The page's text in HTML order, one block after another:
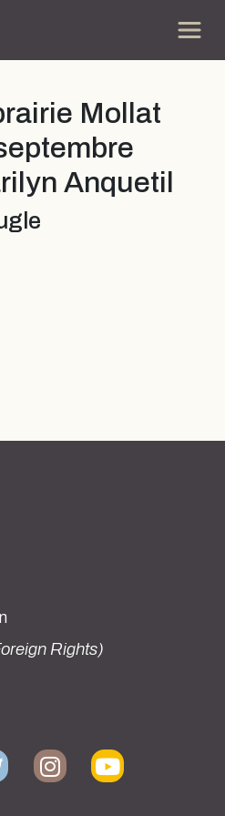
Mollat
Anquetil
Rights)